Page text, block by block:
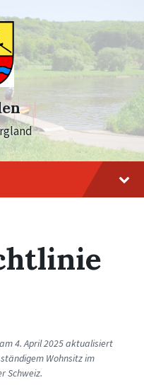
4. April 2025 aktualisiert
Wohnsitz im
Schweiz.